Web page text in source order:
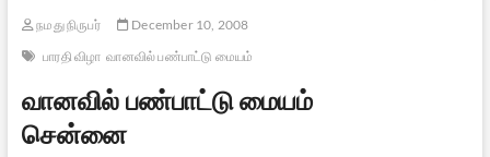
நமது நிருபர்
December 10, 2008
பாரதி விழா வானவில் பண்பாட்டு மையம்
வானவில் பண்பாட்டு மையம்
சென்னை